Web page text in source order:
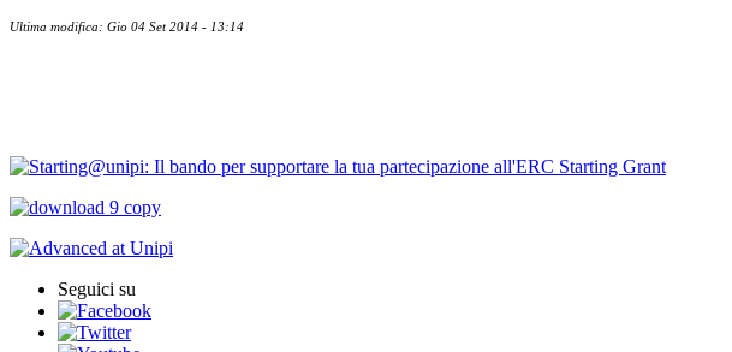
Ultima modifica: Gio 04 Set 2014 - 13:14
Seguici su